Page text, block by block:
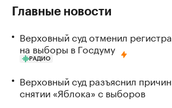
Главные новости
Верховный суд отменил
на выборы в Госдуму
РАДИО
Верховный суд разъяснил
снятии «Яблока» с выборов